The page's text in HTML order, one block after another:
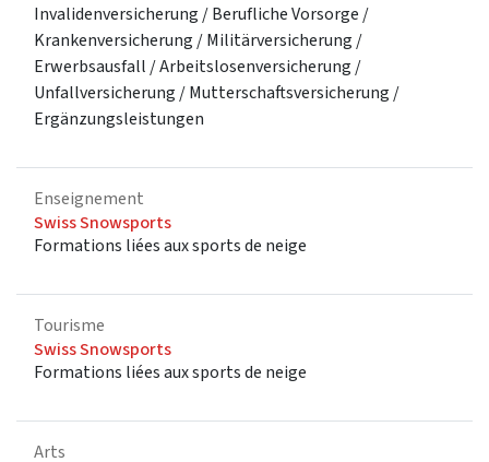
Invalidenversicherung / Berufliche Vorsorge /
Krankenversicherung / Militärversicherung /
Erwerbsausfall / Arbeitslosenversicherung /
Unfallversicherung / Mutterschaftsversicherung /
Ergänzungsleistungen
Enseignement
Swiss Snowsports
Formations liées aux sports de neige
Tourisme
Swiss Snowsports
Formations liées aux sports de neige
Arts